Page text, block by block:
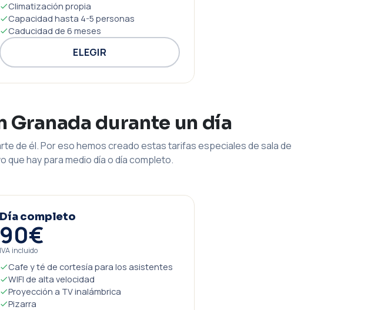
Climatización propia
Capacidad hasta 4-5 personas
Caducidad de 6 meses
ELEGIR
Granada durante un día
de él. Por eso hemos creado estas tarifas especiales de sala de
que hay para medio día o día completo.
Día completo
90€
IVA incluido
Cafe y té de cortesía para los asistentes
WIFI de alta velocidad
Proyección a TV inalámbrica
Pizarra